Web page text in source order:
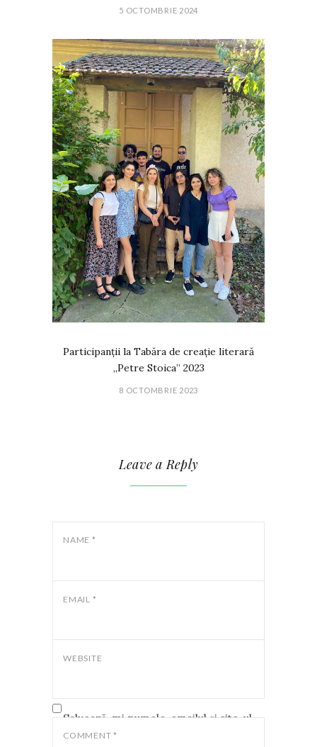
5 OCTOMBRIE 2024
Participanții la Tabăra de creație literară
„Petre Stoica” 2023
8 OCTOMBRIE 2023
Leave a Reply
NAME *
EMAIL *
WEBSITE
Salvează-mi numele, emailul și site-ul
web în acest navigator pentru data
COMMENT *